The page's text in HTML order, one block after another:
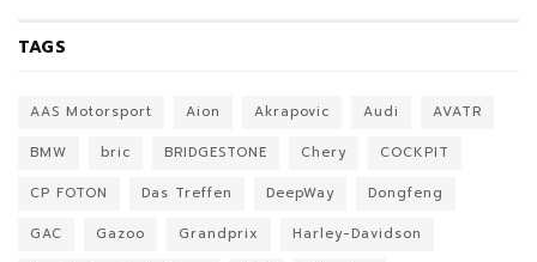
TAGS
AAS Motorsport Aion Akrapovic Audi
AVATR
BMW
bric BRIDGESTONE Chery
COCKPIT
CP FOTON
Das Treffen DeepWay
Dongfeng
GAC
Gazoo Grandprix
Harley-Davidson